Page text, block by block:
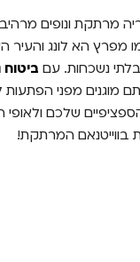
מרתקת ונופים
מפרץ הא לונג והעיר
בלתי נשכחות. עם ביטוח
מוגנים מפני הפתעות
שלכם ולאופי
המרתקת!